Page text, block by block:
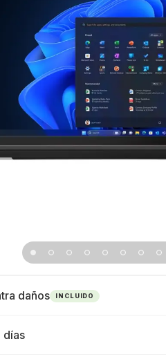
daños INCLUIDO
días